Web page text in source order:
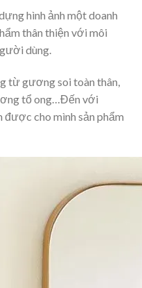
hình ảnh một doanh
thân thiện với môi
dùng.
từ gương soi toàn thân,
tổ ong…Đến với
cho mình sản phẩm